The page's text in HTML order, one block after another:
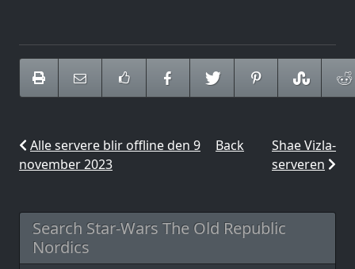
Alle servere blir offline den 9
november 2023
Back
Shae Vizla-
serveren
Search Star-Wars The Old Republic
Nordics